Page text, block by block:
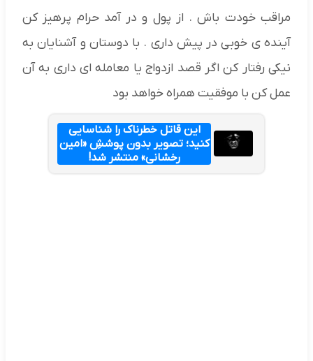
مراقب خودت باش . از پول و در آمد حرام پرهیز کن
آینده ی خوبی در پیش داری . با دوستان و آشنایان به
نیکی رفتار کن اگر قصد ازدواج یا معامله ای داری به آن
عمل کن با موفقیت همراه خواهد بود
این قاتل خطرناک را شناسایی
کنید؛ تصویر بدون پوششِ «امین
رخشانی» منتشر شد!